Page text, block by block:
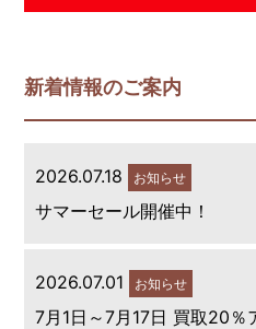
新着情報のご案内
2026.07.18 お知らせ
サマーセール開催中！
2026.07.01 お知らせ
7月1日～7月17日 買取20